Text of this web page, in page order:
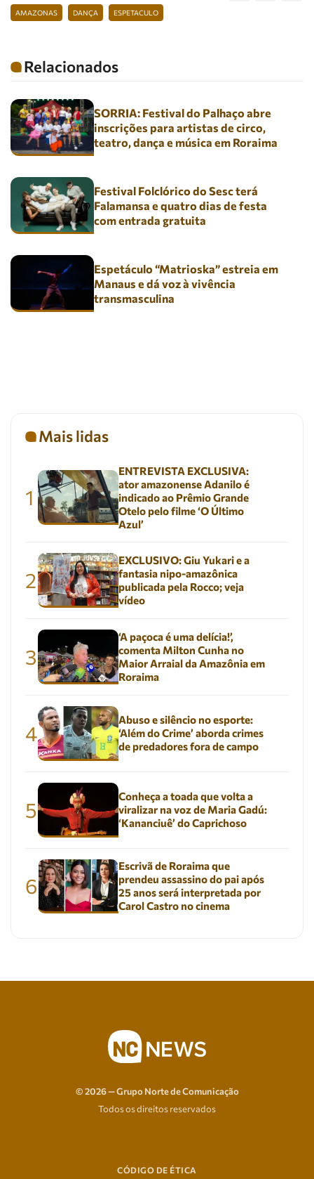
AMAZONAS DANÇA ESPETACULO
Relacionados
SORRIA: Festival do Palhaço abre
inscrições para artistas de circo,
teatro, dança e música em Roraima
Festival Folclórico do Sesc terá
Falamansa e quatro dias de festa
com entrada gratuita
Espetáculo “Matrioska” estreia em
Manaus e dá voz à vivência
transmasculina
Mais lidas
1
ENTREVISTA EXCLUSIVA:
ator amazonense Adanilo é
indicado ao Prêmio Grande
Otelo pelo filme ‘O Último
Azul’
2
EXCLUSIVO: Giu Yukari e a
fantasia nipo-amazônica
publicada pela Rocco; veja
vídeo
3
‘A paçoca é uma delícia!’,
comenta Milton Cunha no
Maior Arraial da Amazônia em
Roraima
4
Abuso e silêncio no esporte:
‘Além do Crime’ aborda crimes
de predadores fora de campo
5
Conheça a toada que volta a
viralizar na voz de Maria Gadú:
‘Kananciuê’ do Caprichoso
6
Escrivã de Roraima que
prendeu assassino do pai após
25 anos será interpretada por
Carol Castro no cinema
© 2026 — Grupo Norte de Comunicação
Todos os direitos reservados
CÓDIGO DE ÉTICA